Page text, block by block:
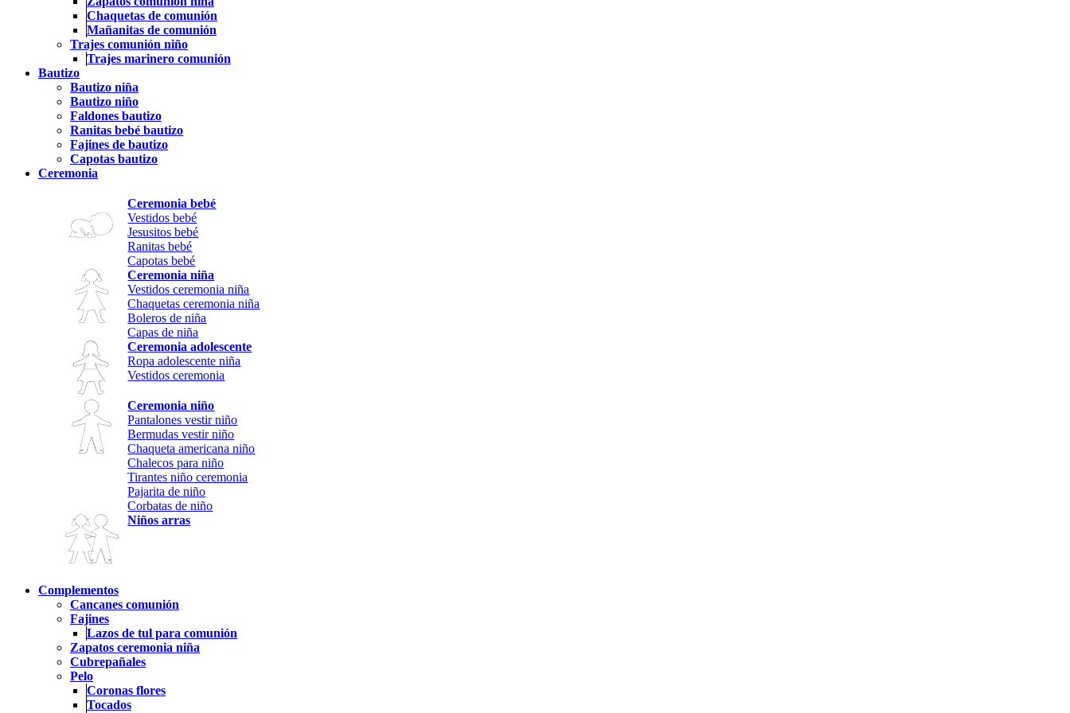
Chaquetas de comunión
Mañanitas de comunión
Trajes comunión niño
Trajes marinero comunión
Bautizo
Bautizo niña
Bautizo niño
Faldones bautizo
Ranitas bebé bautizo
Fajines de bautizo
Capotas bautizo
Ceremonia
Ceremonia bebé
Vestidos bebé
Jesusitos bebé
Ranitas bebé
Capotas bebé
Ceremonia niña
Vestidos ceremonia niña
Chaquetas ceremonia niña
Boleros de niña
Capas de niña
Ceremonia adolescente
Ropa adolescente niña
Vestidos ceremonia
Ceremonia niño
Pantalones vestir niño
Bermudas vestir niño
Chaqueta americana niño
Chalecos para niño
Tirantes niño ceremonia
Pajarita de niño
Corbatas de niño
Niños arras
Complementos
Cancanes comunión
Fajines
Lazos de tul para comunión
Zapatos ceremonia niña
Cubrepañales
Pelo
Coronas flores
Tocados